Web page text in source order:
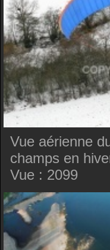
Vue aérienne
champs en
Vue : 2099